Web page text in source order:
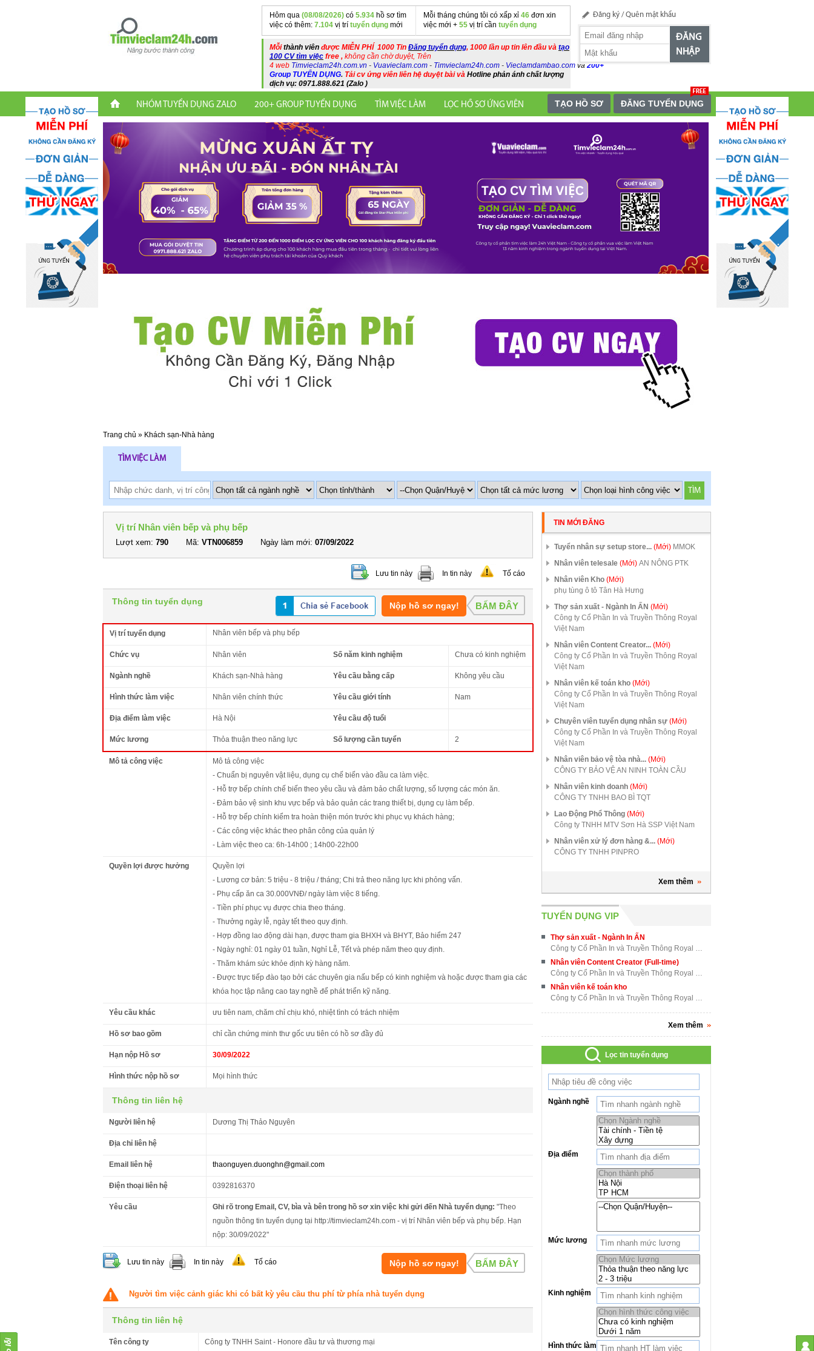
Hôm qua (08/08/2026) có 5.934 hồ sơ tìm
việc có thêm: 7.104 vị trí tuyển dụng mới
Mỗi tháng chúng tôi có xấp xỉ 46 đơn xin
việc mới + 55 vị trí cần tuyển dụng
Mỗithành viên được MIỄN PHÍ 1000 Tin Đăng tuyển dụng, 1000 lần up tin lên đầu và tạo
100 CV tìm việc free , không cần chờ duyệt, Trên
4 web Timvieclam24h.com.vn - Vuavieclam.com - Timvieclam24h.com - Vieclamdambao.com và 200+
Group TUYỂN DỤNG. Tải cv ứng viên liên hệ duyệt bài và Hotline phản ánh chất lượng
dịch vụ: 0971.888.621 (Zalo )
Đăng ký /Quên mật khẩu
ĐĂNG
NHẬP
NHÓM TUYỂN DỤNG ZALO 200+ GROUP TUYỂN DỤNG TÌM VIỆC LÀM LỌC HỒ SƠ ỨNG VIÊN ĐĂNG TUYỂN DỤNG
TẠO HỒ SƠ
Trang chủ » Khách sạn-Nhà hàng
TÌM VIỆC LÀM
TÌM
Vị trí Nhân viên bếp và phụ bếp
Lượt xem: 790 Mã: VTN006859 Ngày làm mới: 07/09/2022
Lưu tin này In tin này Tố cáo
Thông tin tuyển dụng Nộp hồ sơ ngay! BẤM ĐÂY
Vị trí tuyển dụng Nhân viên bếp và phụ bếp
Chức vụ Nhân viên Số năm kinh nghiệm Chưa có kinh nghiệm
Ngành nghề Khách sạn-Nhà hàng Yêu cầu bằng cấp Không yêu cầu
Hình thức làm việc Nhân viên chính thức Yêu cầu giới tính Nam
Địa điểm làm việc Hà Nội Yêu cầu độ tuổi
Mức lương Thỏa thuận theo năng lực Số lượng cần tuyển 2
Mô tả công việc
Mô tả công việc
- Chuẩn bị nguyên vật liệu, dụng cụ chế biến vào đầu ca làm việc.
- Hỗ trợ bếp chính chế biến theo yêu cầu và đảm bảo chất lượng, số lượng các món ăn.
- Đảm bảo vệ sinh khu vực bếp và bảo quản các trang thiết bị, dụng cụ làm bếp.
- Hỗ trợ bếp chính kiểm tra hoàn thiện món trước khi phục vụ khách hàng;
- Các công việc khác theo phân công của quản lý
- Làm việc theo ca: 6h-14h00 ; 14h00-22h00
Quyền lợi được hưởng
Quyền lợi
- Lương cơ bản: 5 triệu - 8 triệu / tháng; Chi trả theo năng lực khi phỏng vấn.
- Phụ cấp ăn ca 30.000VNĐ/ ngày làm việc 8 tiếng.
- Tiền phí phục vụ được chia theo tháng.
- Thưởng ngày lễ, ngày tết theo quy định.
- Hợp đồng lao động dài hạn, được tham gia BHXH và BHYT, Bảo hiểm 247
- Ngày nghỉ: 01 ngày 01 tuần, Nghỉ Lễ, Tết và phép năm theo quy định.
- Thăm khám sức khỏe định kỳ hàng năm.
- Được trực tiếp đào tạo bởi các chuyên gia nấu bếp có kinh nghiệm và hoặc được tham gia các
khóa học tập nâng cao tay nghề để phát triển kỹ năng.
Yêu cầu khác ưu tiên nam, chăm chỉ chịu khó, nhiệt tình có trách nhiệm
Hồ sơ bao gồm chỉ cần chứng minh thư gốc ưu tiên có hồ sơ đầy đủ
Hạn nộp Hồ sơ 30/09/2022
Hình thức nộp hồ sơ Mọi hình thức
Thông tin liên hệ
Người liên hệ Dương Thị Thảo Nguyên
Địa chỉ liên hệ
Email liên hệ thaonguyen.duonghn@gmail.com
Điện thoại liên hệ 0392816370
Yêu cầu Ghi rõ trong Email, CV, bìa và bên trong hồ sơ xin việc khi gửi đến Nhà tuyển dụng: "Theo
nguồn thông tin tuyển dụng tại http://timvieclam24h.com - vị trí Nhân viên bếp và phụ bếp. Hạn
nộp: 30/09/2022"
Lưu tin này In tin này Tố cáo Nộp hồ sơ ngay! BẤM ĐÂY
Người tìm việc cảnh giác khi có bất kỳ yêu cầu thu phí từ phía nhà tuyển dụng
Thông tin liên hệ
Tên công ty Công ty TNHH Saint - Honore đầu tư và thương mại
TIN MỚI ĐĂNG
Tuyển nhân sự setup store... (Mới) MMOK
Nhân viên telesale (Mới) AN NÔNG PTK
Nhân viên Kho (Mới)
phụ tùng ô tô Tân Hà Hưng
Thợ sản xuất - Ngành In ẤN (Mới)
Công ty Cổ Phần In và Truyền Thông Royal
Việt Nam
Nhân viên Content Creator... (Mới)
Công ty Cổ Phần In và Truyền Thông Royal
Việt Nam
Nhân viên kế toán kho (Mới)
Công ty Cổ Phần In và Truyền Thông Royal
Việt Nam
Chuyên viên tuyển dụng nhân sự (Mới)
Công ty Cổ Phần In và Truyền Thông Royal
Việt Nam
Nhân viên bảo vệ tòa nhà... (Mới)
CÔNG TY BẢO VỆ AN NINH TOÀN CẦU
Nhân viên kinh doanh (Mới)
CÔNG TY TNHH BAO BÌ TQT
Lao Động Phổ Thông (Mới)
Công ty TNHH MTV Sơn Hà SSP Việt Nam
Nhân viên xử lý đơn hàng &... (Mới)
CÔNG TY TNHH PINPRO
Xem thêm
TUYỂN DỤNG VIP
Thợ sản xuất - Ngành In ẤN
Nhân viên Content Creator (Full-time)
Nhân viên kế toán kho
Xem thêm
Lọc tin tuyển dụng
Ngành nghề
Địa điểm
Mức lương
Kinh nghiệm
Hình thức làm